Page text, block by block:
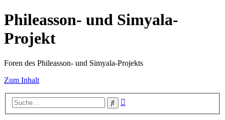
Phileasson- und Simyala-
Projekt
Foren des Phileasson- und Simyala-Projekts
Zum Inhalt
Suche